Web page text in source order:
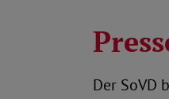
Der SoVD